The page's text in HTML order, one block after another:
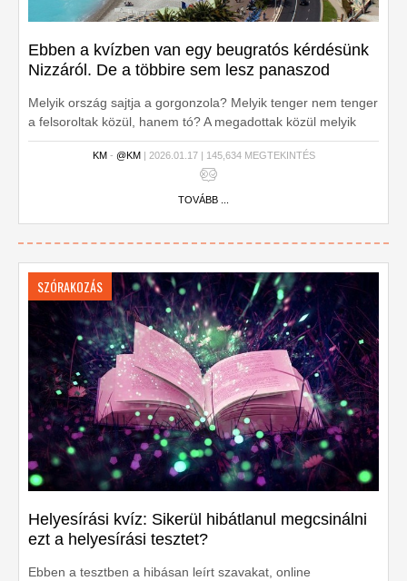
Ebben a kvízben van egy beugratós kérdésünk
Nizzáról. De a többire sem lesz panaszod
Melyik ország sajtja a gorgonzola? Melyik tenger nem tenger
a felsoroltak közül, hanem tó? A megadottak közül melyik
húsétel készül a saját zsírjával? A változatosság garantált.
KM- @KM| 2026.01.17 | 145,634 MEGTEKINTÉS
TOVÁBB ...
SZÓRAKOZÁS
Helyesírási kvíz: Sikerül hibátlanul megcsinálni
ezt a helyesírási tesztet?
Ebben a tesztben a hibásan leírt szavakat, online